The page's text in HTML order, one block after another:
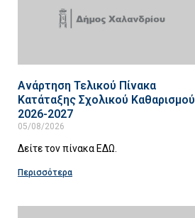
Ανάρτηση Τελικού Πίνακα
Κατάταξης Σχολικού Καθαρισμού
2026-2027
05/08/2026
Δείτε τον πίνακα ΕΔΩ.
Περισσότερα